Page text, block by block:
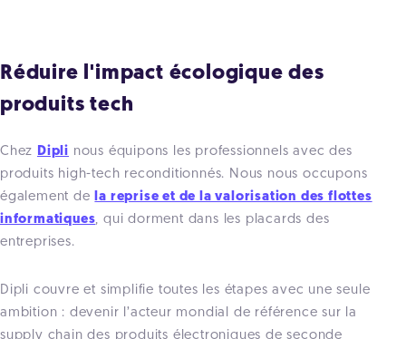
Réduire l'impact écologique des
produits tech
Chez Dipli nous équipons les professionnels avec des
produits high-tech reconditionnés. Nous nous occupons
également de
la reprise et de la valorisation des flottes
informatiques, qui dorment dans les placards des
entreprises.
Dipli couvre et simplifie toutes les étapes avec une seule
ambition : devenir l’acteur mondial de référence sur la
supply chain des produits électroniques de seconde